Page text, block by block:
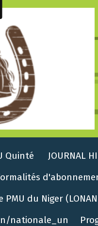
Quinté
JOURNAL
PMU du Niger
nationale_un